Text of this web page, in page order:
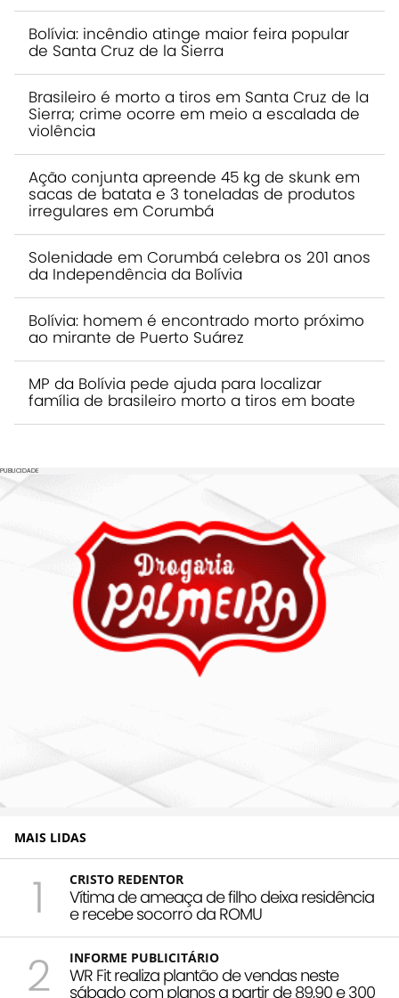
Bolívia: incêndio atinge maior feira popular
de Santa Cruz de la Sierra
Brasileiro é morto a tiros em Santa Cruz de la
Sierra; crime ocorre em meio a escalada de
violência
Ação conjunta apreende 45 kg de skunk em
sacas de batata e 3 toneladas de produtos
irregulares em Corumbá
Solenidade em Corumbá celebra os 201 anos
da Independência da Bolívia
Bolívia: homem é encontrado morto próximo
ao mirante de Puerto Suárez
MP da Bolívia pede ajuda para localizar
família de brasileiro morto a tiros em boate
PUBLICIDADE
MAIS LIDAS
1 CRISTO REDENTOR
Vítima de ameaça de filho deixa residência
e recebe socorro da ROMU
2 INFORME PUBLICITÁRIO
WR Fit realiza plantão de vendas neste
sábado com planos a partir de 89,90 e 300